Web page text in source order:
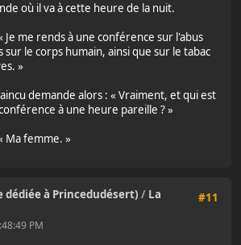
où il va à cette heure de la nuit.
Je me rends à une conférence sur l'abus
sur le corps humain, ainsi que sur le tabac
»
demande alors : « Vraiment, et qui est
à une heure pareille ? »
Ma femme. »
#11
à Princedudésert) / La
PM